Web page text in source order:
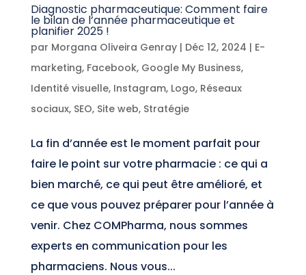
Diagnostic pharmaceutique: Comment faire
le bilan de l’année pharmaceutique et
planifier 2025 !
par Morgana Oliveira Genray| Déc 12, 2024 | E-
marketing, Facebook, Google My Business,
Identité visuelle, Instagram, Logo, Réseaux
sociaux, SEO, Site web, Stratégie
La fin d’année est le moment parfait pour
faire le point sur votre pharmacie : ce qui a
bien marché, ce qui peut être amélioré, et
ce que vous pouvez préparer pour l’année à
venir. Chez COMPharma, nous sommes
experts en communication pour les
pharmaciens. Nous vous...